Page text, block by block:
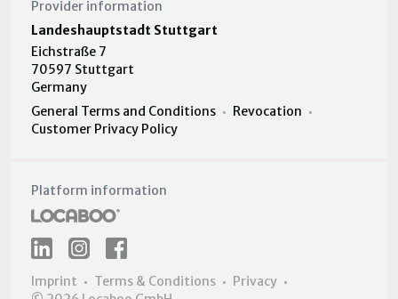
Provider information
Landeshauptstadt Stuttgart
Eichstraße 7
70597 Stuttgart
Germany
General Terms and Conditions
Revocation
Customer Privacy Policy
Platform information
Imprint Terms & Conditions
Privacy